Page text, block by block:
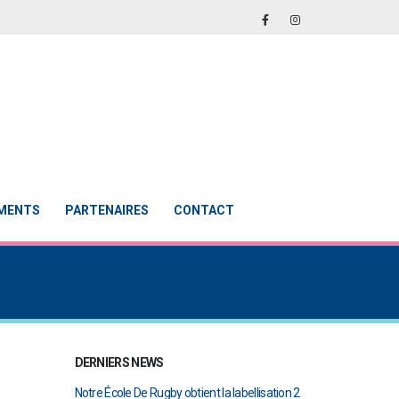
PARTENAIRES CONTACT
DERNIERS NEWS
Le Touch du RCAB se distingue en finale de